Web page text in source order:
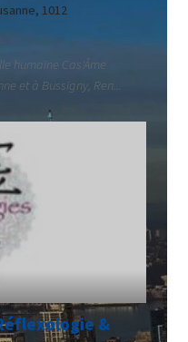
1012
humaine Cas'Âme
et à Bussigny, Ren...
&